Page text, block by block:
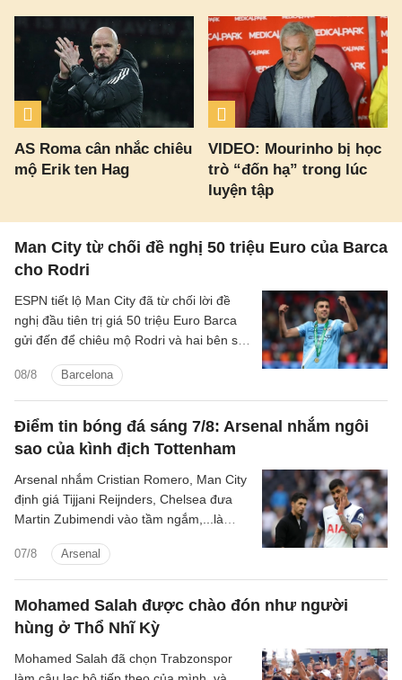
AS Roma cân nhắc chiêu
mộ Erik ten Hag
VIDEO: Mourinho bị học
trò “đốn hạ” trong lúc
luyện tập
Man City từ chối đề nghị 50 triệu Euro của Barca
cho Rodri
08/8 Barcelona
ESPN tiết lộ Man City đã từ chối lời đề
nghị đầu tiên trị giá 50 triệu Euro Barca
gửi đến để chiêu mộ Rodri và hai bên sẽ
Điểm tin bóng đá sáng 7/8: Arsenal nhắm ngôi
sao của kình địch Tottenham
07/8 Arsenal
Arsenal nhắm Cristian Romero, Man City
định giá Tijjani Reijnders, Chelsea đưa
Martin Zubimendi vào tầm ngắm,...là
tin bóng đá sáng 7/8.
Mohamed Salah được chào đón như người
hùng ở Thổ Nhĩ Kỳ
Mohamed Salah đã chọn Trabzonspor